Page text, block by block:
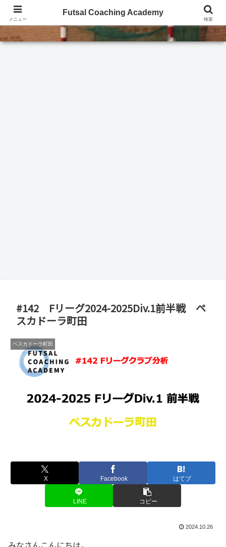
Futsal Coaching Academy
#142 Fリーグ2024-2025Div.1前半戦 ペ
スカドーラ町田
ペスカドーラ町田
X Facebook はてブ
LINE コピー
2024.10.26
メニュー
Futsal Coaching Academy
検索